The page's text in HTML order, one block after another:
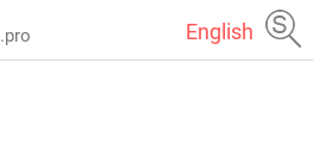
.pro English